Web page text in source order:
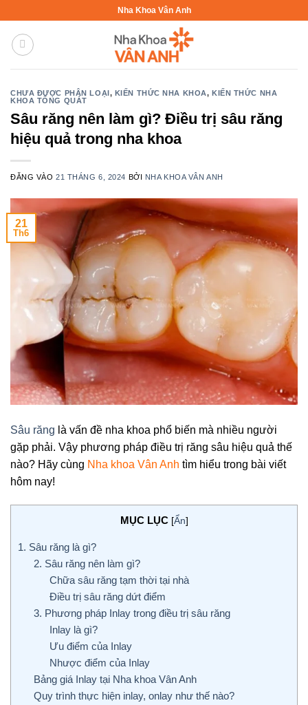
nội
Nha Khoa Vân Anh
CHƯA ĐƯỢC PHÂN LOẠI, KIẾN THỨC NHA KHOA, KIẾN THỨC NHA
KHOA TỔNG QUÁT
Sâu răng nên làm gì? Điều trị sâu răng
hiệu quả trong nha khoa
ĐĂNG VÀO21 THÁNG 6, 2024 BỞI NHA KHOA VÂN ANH
21
Th6
Sâu răng là vấn đề nha khoa phổ biến mà nhiều người
gặp phải. Vậy phương pháp điều trị răng sâu hiệu quả thế
nào? Hãy cùng Nha khoa Vân Anh tìm hiểu trong bài viết
hôm nay!
MỤC LỤC [Ẩn]
1. Sâu răng là gì?
2. Sâu răng nên làm gì?
Chữa sâu răng tạm thời tại nhà
Điều trị sâu răng dứt điểm
3. Phương pháp Inlay trong điều trị sâu răng
Inlay là gì?
Ưu điểm của Inlay
Nhược điểm của Inlay
Bảng giá Inlay tại Nha khoa Vân Anh
Quy trình thực hiện inlay, onlay như thế nào?